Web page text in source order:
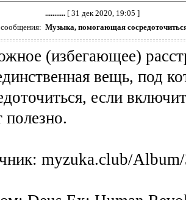
...........[ 31 дек 2020, 19:05 ]
сообщения: Музыка, помогающая
(избегающее)
вещь, под
если
полезно.
myzuka.club/